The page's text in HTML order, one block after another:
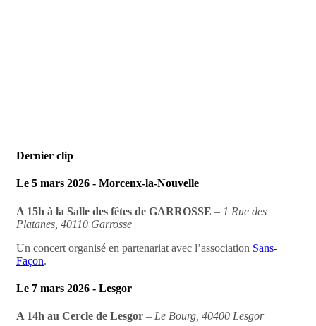
Dernier clip
Le 5 mars 2026 - Morcenx-la-Nouvelle
A 15h à la Salle des fêtes de GARROSSE – 1 Rue des
Platanes, 40110 Garrosse
Un concert organisé en partenariat avec l’association Sans-
Façon.
Le 7 mars 2026 - Lesgor
A 14h au Cercle de Lesgor – Le Bourg, 40400 Lesgor